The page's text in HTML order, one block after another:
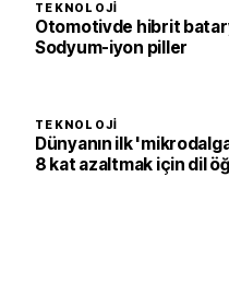
TEKNOLOJI
Otomotivde hibrit
Sodyum-iyon piller
TEKNOLOJI
Dünyanın ilk
8 kat azaltmak için dil